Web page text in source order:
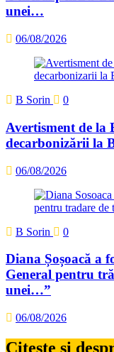
unei…
06/08/2026
B Sorin 0
Avertisment de la
decarbonizării la
06/08/2026
B Sorin 0
Diana Șoșoacă a
General pentru
unei…”
06/08/2026
Citeste si